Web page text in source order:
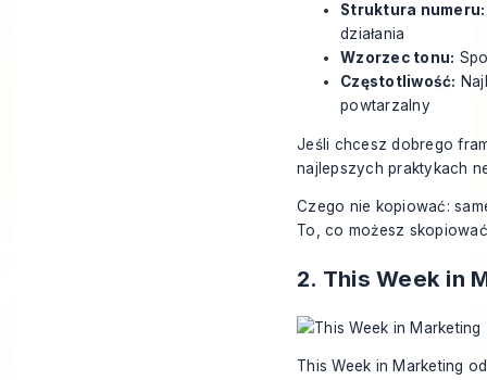
Struktura numeru:
działania
Wzorzec tonu:
Częstotliwość:
powtarzalny
Jeśli chcesz dobrego
najlepszych praktykach
Czego nie kopiować:
To, co możesz
2. This Week in
This Week in Marketing